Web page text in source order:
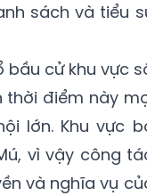
sách và tiểu
bầu cử khu vực
thời điểm này
lớn. Khu vực
vì vậy công
và nghĩa vụ